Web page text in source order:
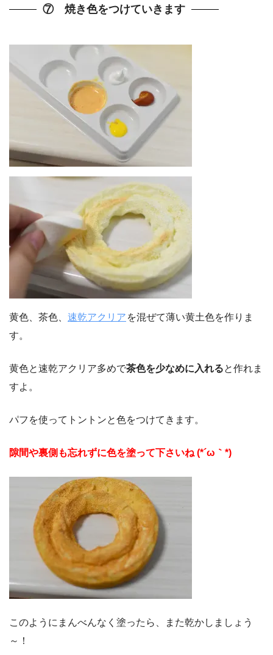
⑦ 焼き色をつけていきます
黄色、茶色、 速乾アクリア を混ぜて薄い黄土色を作りま
す。
黄色と速乾アクリア多めで茶色を少なめに入れると作れま
すよ。
パフを使ってトントンと色をつけてきます。
隙間や裏側も忘れずに色を塗って下さいね (*´ω｀*)
このようにまんべんなく塗ったら、また乾かしましょう
～！